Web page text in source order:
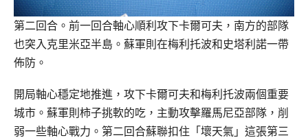
第二回合。前一回合軸心順利攻下卡爾可夫，南方的部隊
也突入克里米亞半島。蘇軍則在梅利托波和史塔利諾一帶
佈防。
開局軸心穩定地推進，攻下卡爾可夫和梅利托波兩個重要
城市。蘇軍則柿子挑軟的吃，主動攻擊羅馬尼亞部隊，削
弱一些軸心戰力。第二回合蘇聯扣住「壞天氣」這張第三